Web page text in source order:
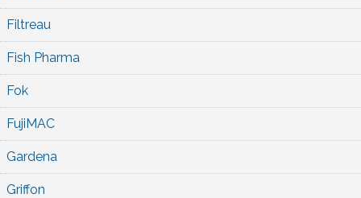
Filtreau
Fish Pharma
Fok
FujiMAC
Gardena
Griffon